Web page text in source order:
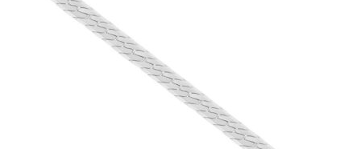
Crown Beauty
Zásnubné prstne z kolekcie Crown Beauty.